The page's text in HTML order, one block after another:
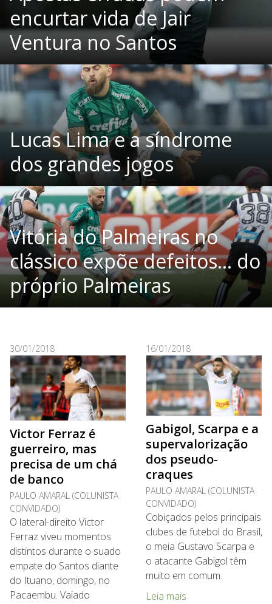
encurtar vida de Jair
Ventura no Santos
Lucas Lima e a síndrome
dos grandes jogos
Vitória do Palmeiras no
clássico expõe defeitos… do
próprio Palmeiras
30/01/2018
Victor Ferraz é
guerreiro, mas
precisa de um chá
de banco
PAULO AMARAL (COLUNISTA
CONVIDADO)
O lateral-direito Victor
Ferraz viveu momentos
distintos durante o suado
empate do Santos diante
do Ituano, domingo, no
Pacaembu. Vaiado
16/01/2018
Gabigol, Scarpa e a
supervalorização
dos pseudo-
craques
PAULO AMARAL (COLUNISTA
CONVIDADO)
Cobiçados pelos principais
clubes de futebol do Brasil,
o meia Gustavo Scarpa e
o atacante Gabigol têm
muito em comum.
Leia mais